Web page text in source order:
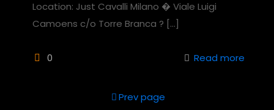
Location: Just Cavalli Milano � Viale Luigi
Camoens c/o Torre Branca ? […]
0 Read more
Prev page